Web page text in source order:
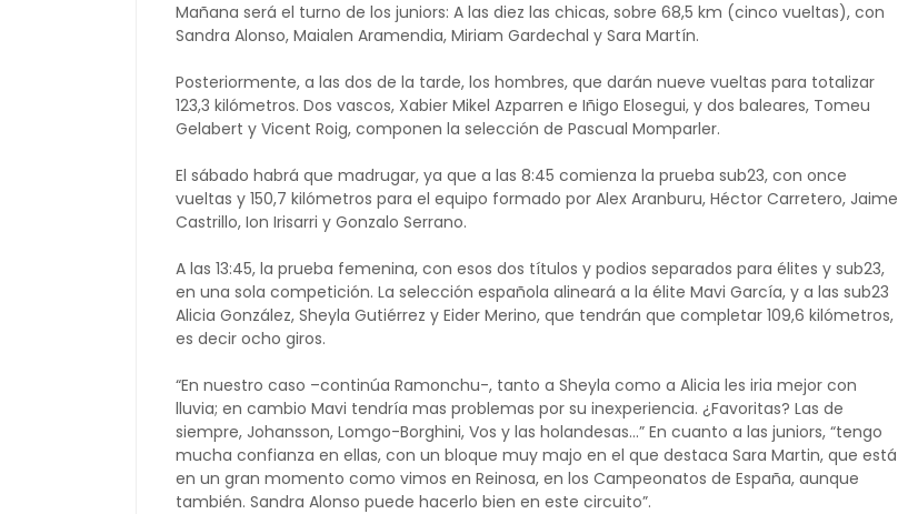
Mañana será el turno de los juniors: A las diez las chicas, sobre 68,5 km (cinco vueltas), con
Sandra Alonso, Maialen Aramendia, Miriam Gardechal y Sara Martín.
Posteriormente, a las dos de la tarde, los hombres, que darán nueve vueltas para totalizar
123,3 kilómetros. Dos vascos, Xabier Mikel Azparren e Iñigo Elosegui, y dos baleares, Tomeu
Gelabert y Vicent Roig, componen la selección de Pascual Momparler.
El sábado habrá que madrugar, ya que a las 8:45 comienza la prueba sub23, con once
vueltas y 150,7 kilómetros para el equipo formado por Alex Aranburu, Héctor Carretero, Jaime
Castrillo, Ion Irisarri y Gonzalo Serrano.
A las 13:45, la prueba femenina, con esos dos títulos y podios separados para élites y sub23,
en una sola competición. La selección española alineará a la élite Mavi García, y a las sub23
Alicia González, Sheyla Gutiérrez y Eider Merino, que tendrán que completar 109,6 kilómetros,
es decir ocho giros.
“En nuestro caso –continúa Ramonchu-, tanto a Sheyla como a Alicia les iria mejor con
lluvia; en cambio Mavi tendría mas problemas por su inexperiencia. ¿Favoritas? Las de
siempre, Johansson, Lomgo-Borghini, Vos y las holandesas...” En cuanto a las juniors, “tengo
mucha confianza en ellas, con un bloque muy majo en el que destaca Sara Martin, que está
en un gran momento como vimos en Reinosa, en los Campeonatos de España, aunque
también. Sandra Alonso puede hacerlo bien en este circuito”.